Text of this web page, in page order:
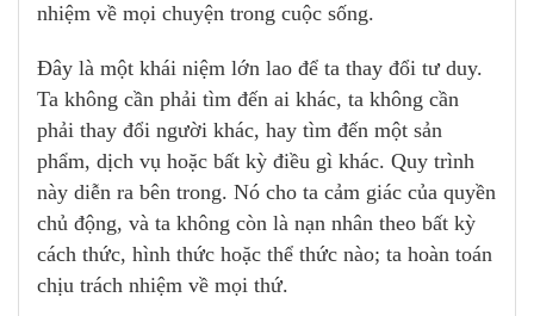
nhiệm về mọi chuyện trong cuộc sống.
Đây là một khái niệm lớn lao để ta thay đổi tư duy.
Ta không cần phải tìm đến ai khác, ta không cần
phải thay đổi người khác, hay tìm đến một sản
phẩm, dịch vụ hoặc bất kỳ điều gì khác. Quy trình
này diễn ra bên trong. Nó cho ta cảm giác của quyền
chủ động, và ta không còn là nạn nhân theo bất kỳ
cách thức, hình thức hoặc thể thức nào; ta hoàn toán
chịu trách nhiệm về mọi thứ.